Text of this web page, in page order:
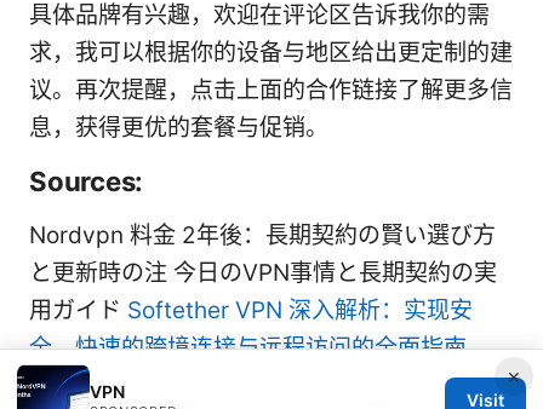
具体品牌有兴趣，欢迎在评论区告诉我你的需
求，我可以根据你的设备与地区给出更定制的建
议。再次提醒，点击上面的合作链接了解更多信
息，获得更优的套餐与促销。
Sources:
Nordvpn 料金 2年後：長期契約の賢い選び方
と更新時の注 今日のVPN事情と長期契約の実
用ガイド Softether VPN 深入解析：实现安
全、快速的跨境连接与远程访问的全面指南
×
VPN Visit